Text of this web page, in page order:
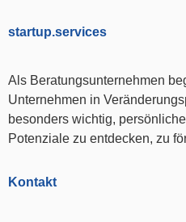
startup.services
Als Beratungsunternehmen
Unternehmen in
besonders wichtig,
Potenziale zu entdecken, zu
Kontakt